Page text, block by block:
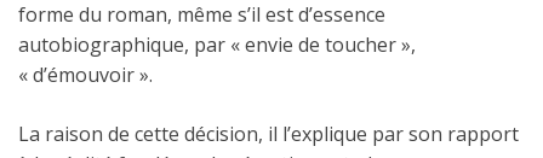
forme du roman, même s’il est d’essence
autobiographique, par « envie de toucher »,
« d’émouvoir ».
La raison de cette décision, il l’explique par son rapport